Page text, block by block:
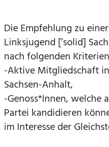
Die Empfehlung zu
Linksjugend [’solid]
nach folgenden
-Aktive Mitgliedschaft
Sachsen-Anhalt,
-Genoss*Innen, welche
Partei kandidieren
im Interesse der